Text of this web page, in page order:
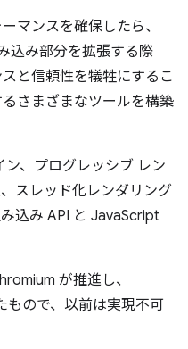
マンスを確保したら、
込み部分を拡張する際
と信頼性を犠牲にするこ
さまざまなツールを構築
、プログレッシブ レン
スレッド化レンダリング
込み API と JavaScript
が推進し、
もので、以前は実現不可